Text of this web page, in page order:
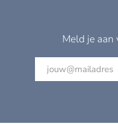
Meld je aan